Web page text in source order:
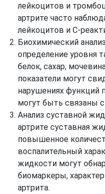
лейкоцитов и
артрите часто
лейкоцитов и С-
Биохимический
определение уровня
белок, сахар,
показатели могут
нарушениях функций
могут быть связаны
Анализ суставной
артрите суставная
повышенное
воспалительный
жидкости могут
биомаркеры,
артрита.